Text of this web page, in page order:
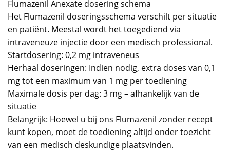
Flumazenil Anexate dosering schema
Het Flumazenil doseringsschema verschilt per situatie
en patiënt. Meestal wordt het toegediend via
intraveneuze injectie door een medisch professional.
Startdosering: 0,2 mg intraveneus
Herhaal doseringen: Indien nodig, extra doses van 0,1
mg tot een maximum van 1 mg per toediening
Maximale dosis per dag: 3 mg – afhankelijk van de
situatie
Belangrijk: Hoewel u bij ons Flumazenil zonder recept
kunt kopen, moet de toediening altijd onder toezicht
van een medisch deskundige plaatsvinden.